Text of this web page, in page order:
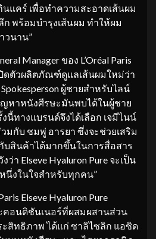
แคร์ เพื่อทำความสะอาดเส้นผม
พร้อมบำรุงเส้นผม ทำให้ผม
วนาน”
Manager ของ L’Oréal Paris
ปิดตัวผลิตภัณฑ์ดูแลเส้นผมใหม่ว่า
ผู้ชายสำหรับไลน์
หาหนังศีรษะมันพบได้ในผู้ชาย
นี้ทางแบรนด์จึงได้เลือก เจมีไนน์
วมกับ ชมพู่ อารยา ซึ่งจะช่วยเสริม
สินค้าได้มากขึ้นในการสื่อสาร
า Elseve Hyaluron Pure จะเป็น
งในใจสำหรับทุกคน”
Elseve Hyaluron Pure
อนดิชันเนอร์ที่ผสมผสานส่วน
สิทธิภาพ ได้แก่ ซาลิไซลิก แอซิด